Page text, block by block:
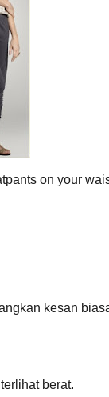
on your
kesan
berat.